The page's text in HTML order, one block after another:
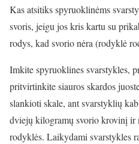
Kas atsitiks spyruoklinėms
svoris, jeigu jos kris kartu su
rodys, kad svorio nėra (rodyklė
Imkite spyruoklines svarstykles,
pritvirtinkite siauros skardos
slankioti skale, ant svarstyklių
dviejų kilogramų svorio krovinį
rodyklės. Laikydami svarstykles